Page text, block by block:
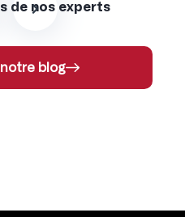
de nos experts
blog